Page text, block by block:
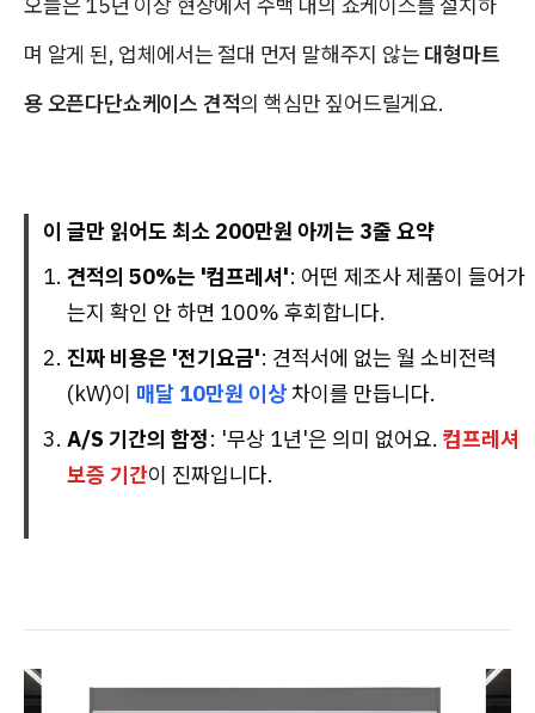
며 알게 된, 업체에서는 절대 먼저 말해주지 않는 대형마트
용 오픈다단쇼케이스 견적의 핵심만 짚어드릴게요.
이 글만 읽어도 최소 200만원 아끼는 3줄 요약
견적의 50%는 '컴프레셔': 어떤 제조사 제품이 들어가
는지 확인 안 하면 100% 후회합니다.
진짜 비용은 '전기요금': 견적서에 없는 월 소비전력
(kW)이 매달 10만원 이상차이를 만듭니다.
A/S 기간의 함정: '무상 1년'은 의미 없어요. 컴프레셔
보증 기간이 진짜입니다.